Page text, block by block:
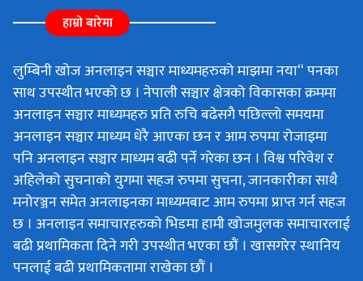
हाम्रो बारेमा
लुम्बिनी खोज अनलाइन सञ्चार माध्यमहरुको माझमा नया“ पनका
साथ उपस्थीत भएको छ । नेपाली सञ्चार क्षेत्रको विकासका क्रममा
अनलाइन सञ्चार माध्यमहरु प्रति रुचि बढेसगै पछिल्लो समयमा
अनलाइन सञ्चार माध्यम धेरै आएका छन र आम रुपमा रोजाइमा
पनि अनलाइन सञ्चार माध्यम बढी पर्ने गरेका छन । विश्व परिवेश र
अहिलेको सुचनाको युगमा सहज रुपमा सुचना, जानकारीका साथै
मनोरञ्जन समेत अनलाइनका माध्यमबाट आम रुपमा प्राप्त गर्न सहज
छ । अनलाइन समाचारहरुको भिडमा हामी खोजमुलक समाचारलाई
बढी प्रथामिकता दिने गरी उपस्थीत भएका छौं । खासगरेर स्थानिय
पनलाई बढी प्रथामिकतामा राखेका छौं ।